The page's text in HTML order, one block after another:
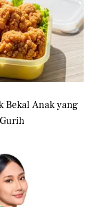
Bekal Anak yang